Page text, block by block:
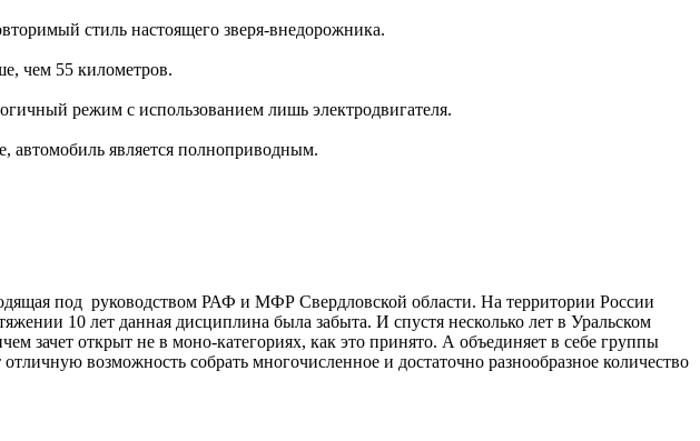
стиль настоящего зверя-внедорожника.
чем 55 километров.
режим с использованием лишь электродвигателя.
автомобиль является полноприводным.
под руководством РАФ и МФР Свердловской области. На территории России
10 лет данная дисциплина была забыта. И спустя несколько лет в Уральском
зачет открыт не в моно-категориях, как это принято. А объединяет в себе группы
возможность собрать многочисленное и достаточно разнообразное количество